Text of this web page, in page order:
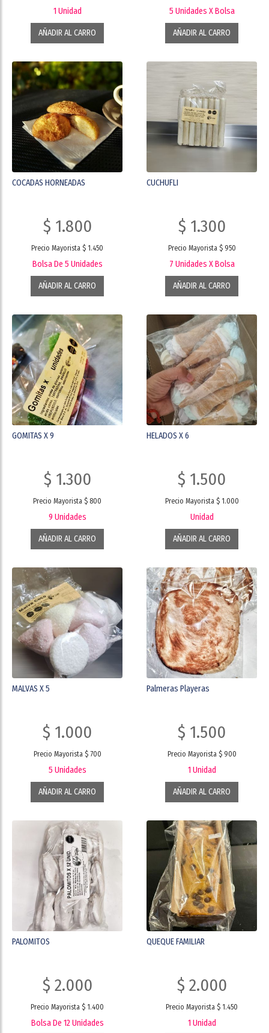
1 Unidad
AÑADIR AL CARRO
5 Unidades X Bolsa
AÑADIR AL CARRO
COCADAS HORNEADAS
$ 1.800
Precio Mayorista $ 1.450
Bolsa De 5 Unidades
AÑADIR AL CARRO
CUCHUFLI
$ 1.300
Precio Mayorista $ 950
7 Unidades X Bolsa
AÑADIR AL CARRO
GOMITAS X 9
$ 1.300
Precio Mayorista $ 800
9 Unidades
AÑADIR AL CARRO
HELADOS X 6
$ 1.500
Precio Mayorista $ 1.000
Unidad
AÑADIR AL CARRO
MALVAS X 5
$ 1.000
Precio Mayorista $ 700
5 Unidades
AÑADIR AL CARRO
Palmeras Playeras
$ 1.500
Precio Mayorista $ 900
1 Unidad
AÑADIR AL CARRO
PALOMITOS
$ 2.000
Precio Mayorista $ 1.400
Bolsa De 12 Unidades
QUEQUE FAMILIAR
$ 2.000
Precio Mayorista $ 1.450
1 Unidad